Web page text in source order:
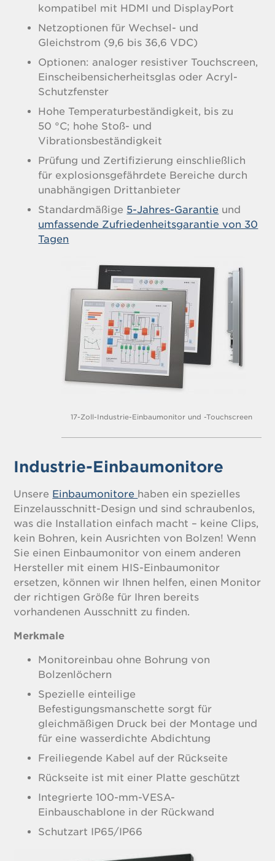
kompatibel mit HDMI und DisplayPort
Netzoptionen für Wechsel- und
Gleichstrom (9,6 bis 36,6 VDC)
Optionen: analoger resistiver Touchscreen,
Einscheibensicherheitsglas oder Acryl-
Schutzfenster
Hohe Temperaturbeständigkeit, bis zu
50 °C; hohe Stoß- und
Vibrationsbeständigkeit
Prüfung und Zertifizierung einschließlich
für explosionsgefährdete Bereiche durch
unabhängigen Drittanbieter
Standardmäßige 5-Jahres-Garantie und
umfassende Zufriedenheitsgarantie von 30
Tagen
17-Zoll-Industrie-Einbaumonitor und -Touchscreen
Industrie-Einbaumonitore
Unsere Einbaumonitore haben ein spezielles
Einzelausschnitt-Design und sind schraubenlos,
was die Installation einfach macht – keine Clips,
kein Bohren, kein Ausrichten von Bolzen! Wenn
Sie einen Einbaumonitor von einem anderen
Hersteller mit einem HIS-Einbaumonitor
ersetzen, können wir Ihnen helfen, einen Monitor
der richtigen Größe für Ihren bereits
vorhandenen Ausschnitt zu finden.
Merkmale
Monitoreinbau ohne Bohrung von
Bolzenlöchern
Spezielle einteilige
Befestigungsmanschette sorgt für
gleichmäßigen Druck bei der Montage und
für eine wasserdichte Abdichtung
Freiliegende Kabel auf der Rückseite
Rückseite ist mit einer Platte geschützt
Integrierte 100-mm-VESA-
Einbauschablone in der Rückwand
Schutzart IP65/IP66